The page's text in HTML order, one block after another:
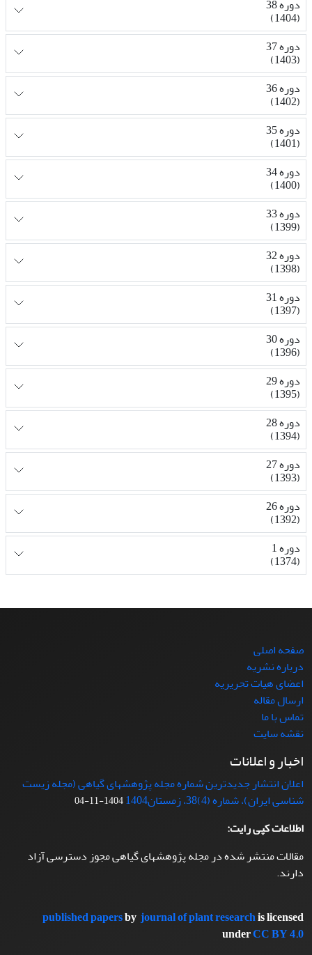
دوره 38
(1404)
دوره 37
(1403)
دوره 36
(1402)
دوره 35
(1401)
دوره 34
(1400)
دوره 33
(1399)
دوره 32
(1398)
دوره 31
(1397)
دوره 30
(1396)
دوره 29
(1395)
دوره 28
(1394)
دوره 27
(1393)
دوره 26
(1392)
دوره 1
(1374)
صفحه اصلی
درباره نشریه
اعضای هیات تحریریه
ارسال مقاله
تماس با ما
نقشه سایت
اخبار و اعلانات
اعلان انتشار جدیدترین شماره مجله پژوهشهای گیاهی (مجله زیست
شناسی ایران)، شماره (4)38، زمستان1404
1404-11-04
اطلاعات کپی رایت:
مقالات منتشر شده در مجله پژوهشهای گیاهی مجوز دسترسی آزاد
دارند.
published papersbyjournal of plant researchis licensed
underCC BY 4.0